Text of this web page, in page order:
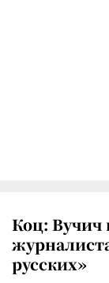
Коц: Вучич
русских»